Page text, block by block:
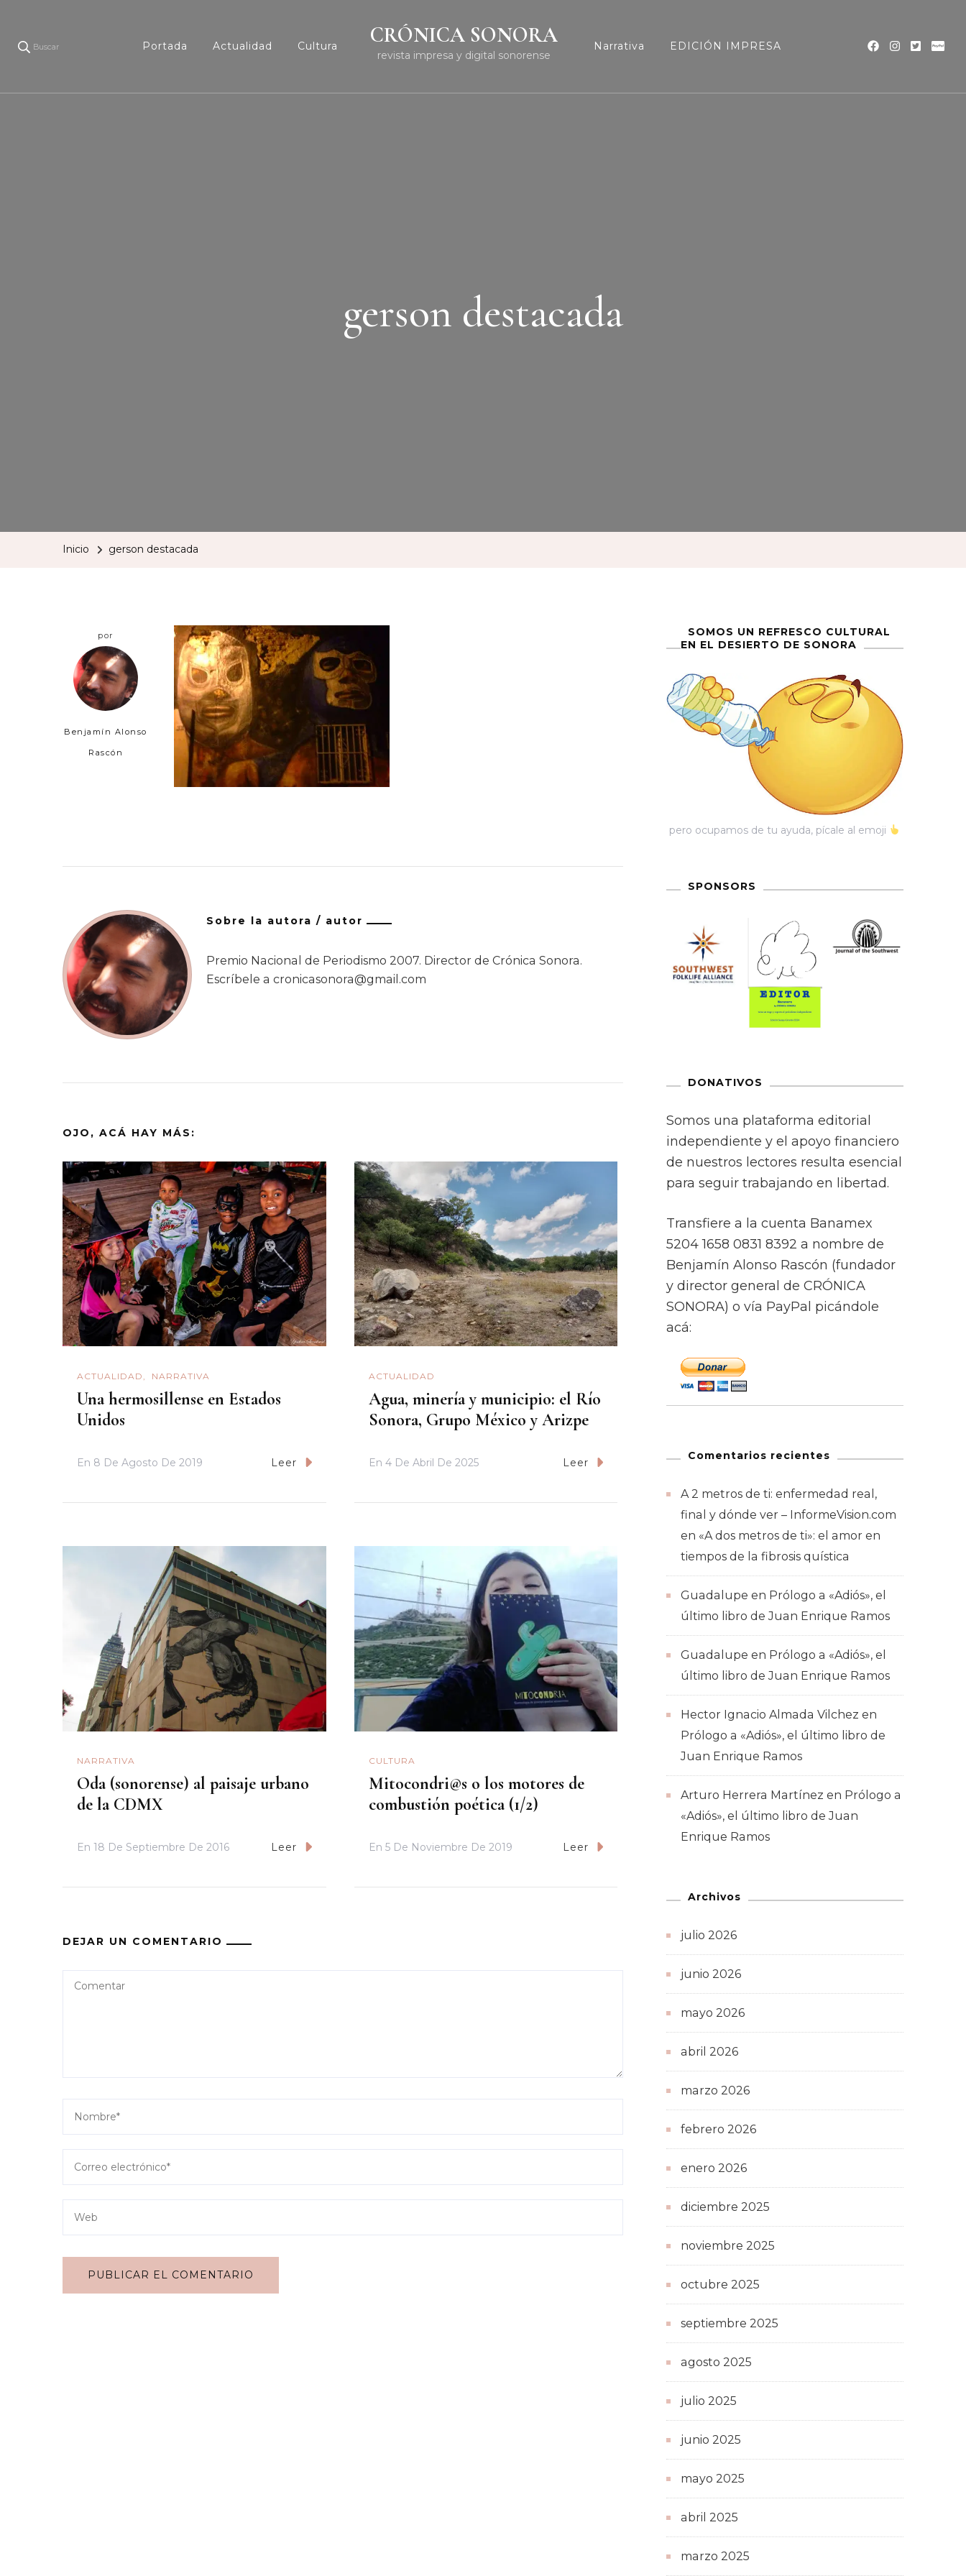
Buscar Portada Actualidad Cultura CRÓNICA SONORA
revista impresa y digital sonorense
Narrativa EDICIÓN IMPRESA
gerson destacada
Inicio gerson destacada
por
Benjamín Alonso
Rascón
Sobre la autora / autor
Premio Nacional de Periodismo 2007. Director de Crónica Sonora.
Escríbele a cronicasonora@gmail.com
OJO, ACÁ HAY MÁS:
ACTUALIDAD NARRATIVA
Una hermosillense en Estados
Unidos
En 8 De Agosto De 2019 Leer
ACTUALIDAD
Agua, minería y municipio: el Río
Sonora, Grupo México y Arizpe
En 4 De Abril De 2025 Leer
NARRATIVA
Oda (sonorense) al paisaje urbano
de la CDMX
En 18 De Septiembre De 2016 Leer
CULTURA
Mitocondri@s o los motores de
combustión poética (1/2)
En 5 De Noviembre De 2019 Leer
DEJAR UN COMENTARIO
SOMOS UN REFRESCO CULTURAL
EN EL DESIERTO DE SONORA
pero ocupamos de tu ayuda, pícale al emoji
SPONSORS
DONATIVOS
Somos una plataforma editorial
independiente y el apoyo financiero
de nuestros lectores resulta esencial
para seguir trabajando en libertad.
Transfiere a la cuenta Banamex
5204 1658 0831 8392 a nombre de
Benjamín Alonso Rascón (fundador
y director general de CRÓNICA
SONORA) o vía PayPal picándole
acá:
Comentarios recientes
A 2 metros de ti: enfermedad real,
final y dónde ver – InformeVision.com
en «A dos metros de ti»: el amor en
tiempos de la fibrosis quística
Guadalupe en Prólogo a «Adiós», el
último libro de Juan Enrique Ramos
Guadalupe en Prólogo a «Adiós», el
último libro de Juan Enrique Ramos
Hector Ignacio Almada Vilchez en
Prólogo a «Adiós», el último libro de
Juan Enrique Ramos
Arturo Herrera Martínez en Prólogo a
«Adiós», el último libro de Juan
Enrique Ramos
Archivos
julio 2026
junio 2026
mayo 2026
abril 2026
marzo 2026
febrero 2026
enero 2026
diciembre 2025
noviembre 2025
octubre 2025
septiembre 2025
agosto 2025
julio 2025
junio 2025
mayo 2025
abril 2025
marzo 2025